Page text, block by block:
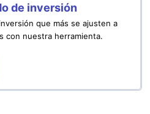
de inversión
que más se ajusten a
con nuestra herramienta.